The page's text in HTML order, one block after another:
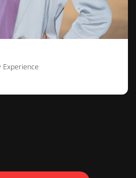
Experience